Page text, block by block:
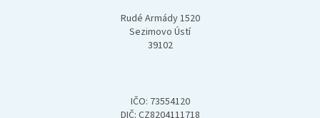
Rudé Armády 1520
Sezimovo Ústí
39102
IČO: 73554120
DIČ: CZ8204111718